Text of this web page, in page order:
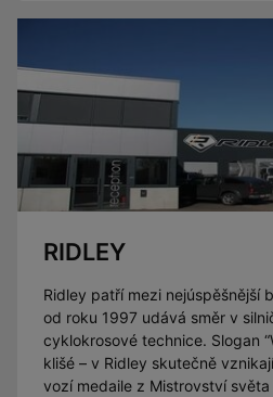
RIDLEY
Ridley patří mezi nejúspěšnější
od roku 1997 udává směr v
cyklokrosové technice. Slogan
klišé – v Ridley skutečně
vozí medaile z Mistrovství